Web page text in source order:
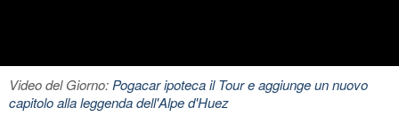
Video del Giorno: Pogacar ipoteca il Tour e aggiunge un nuovo
capitolo alla leggenda dell'Alpe d'Huez